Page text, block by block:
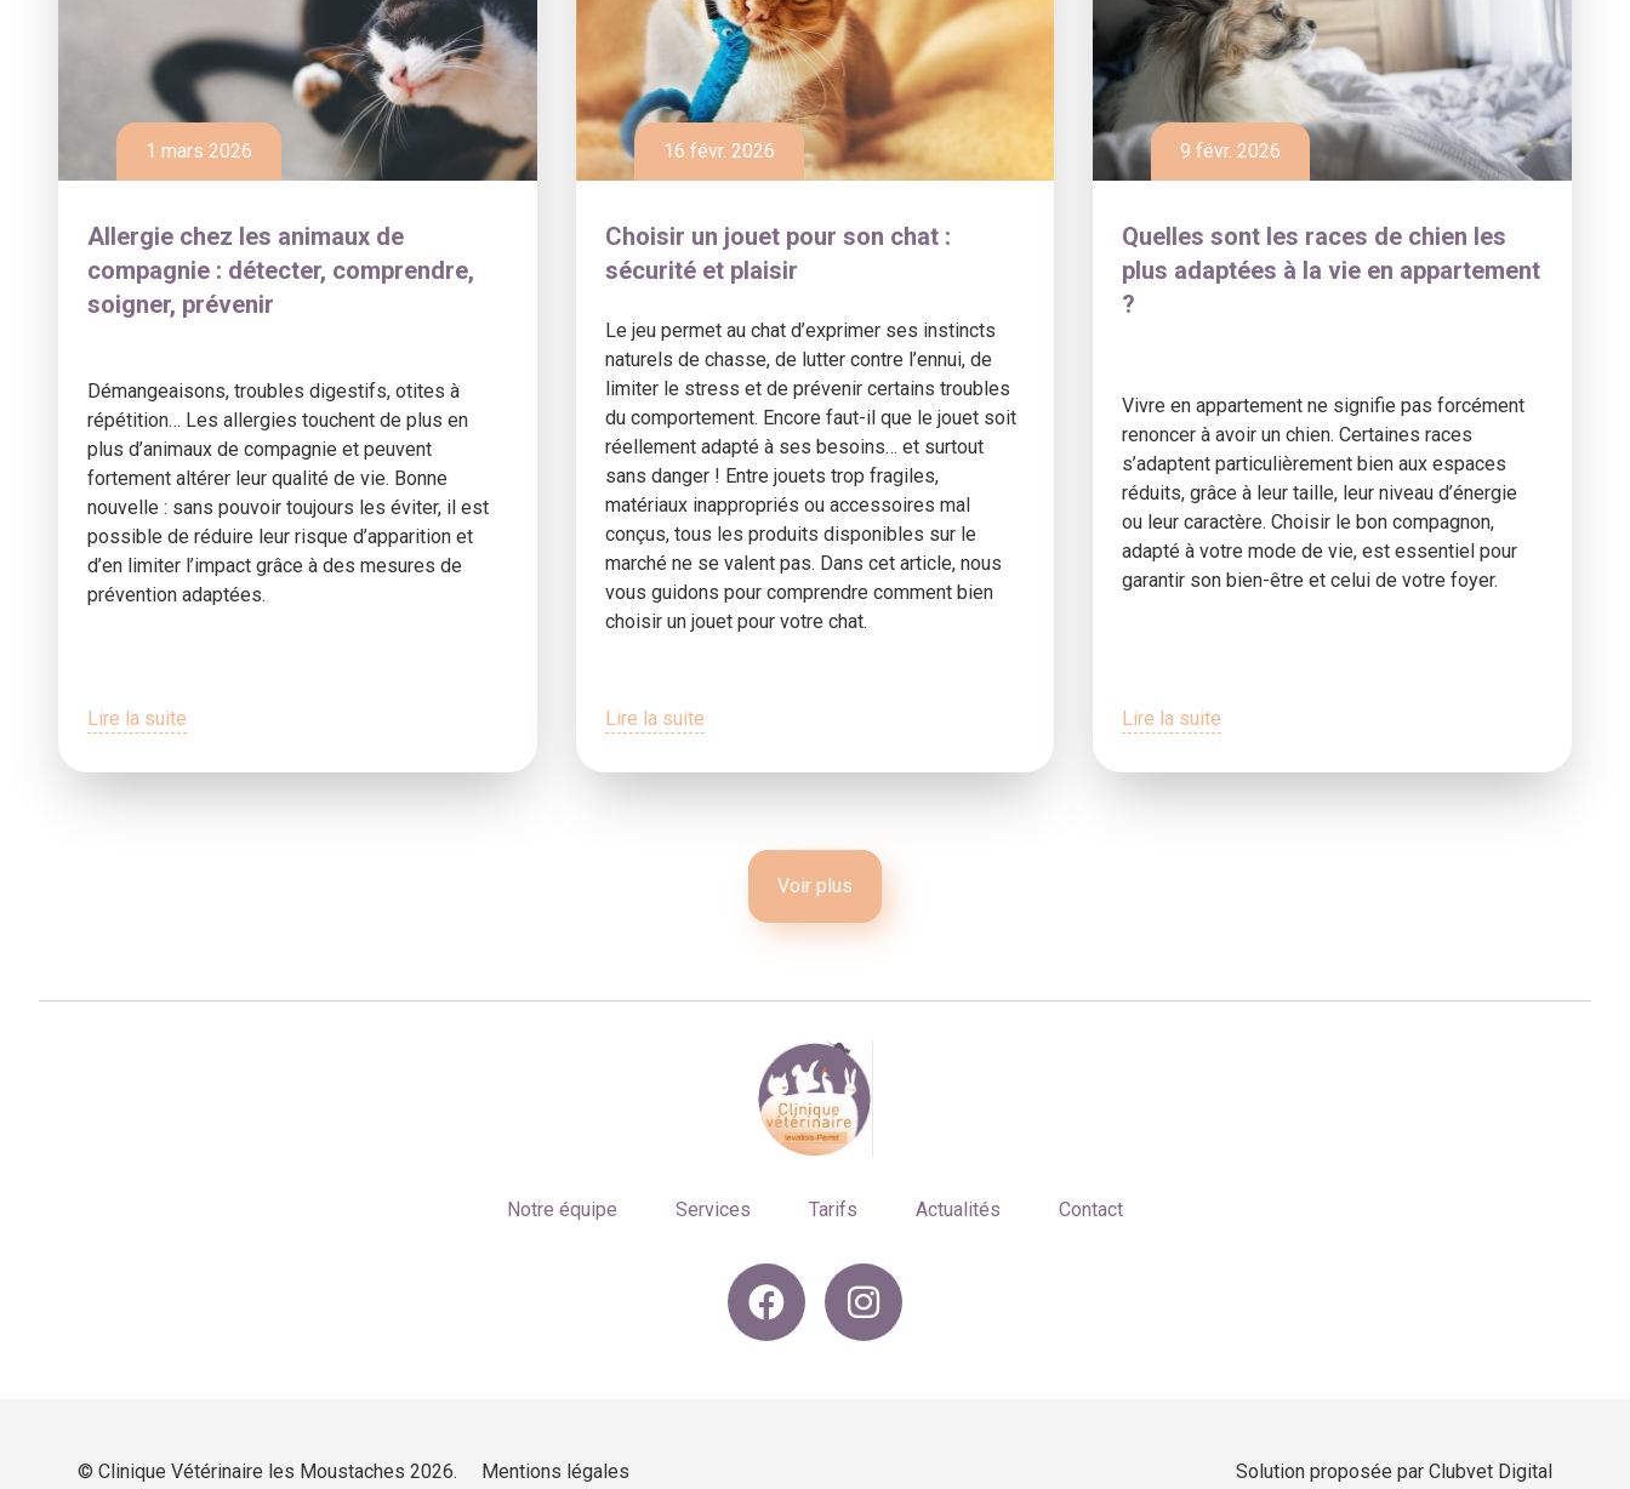
1 mars 2026
Allergie chez les animaux de
compagnie : détecter, comprendre,
soigner, prévenir
Démangeaisons, troubles digestifs, otites à
répétition… Les allergies touchent de plus en
plus d’animaux de compagnie et peuvent
fortement altérer leur qualité de vie. Bonne
nouvelle : sans pouvoir toujours les éviter, il est
possible de réduire leur risque d’apparition et
d’en limiter l’impact grâce à des mesures de
prévention adaptées.
Lire la suite
16 févr. 2026
Choisir un jouet pour son chat :
sécurité et plaisir
Le jeu permet au chat d’exprimer ses instincts
naturels de chasse, de lutter contre l’ennui, de
limiter le stress et de prévenir certains troubles
du comportement. Encore faut-il que le jouet soit
réellement adapté à ses besoins… et surtout
sans danger ! Entre jouets trop fragiles,
matériaux inappropriés ou accessoires mal
conçus, tous les produits disponibles sur le
marché ne se valent pas. Dans cet article, nous
vous guidons pour comprendre comment bien
choisir un jouet pour votre chat.
Lire la suite
9 févr. 2026
Quelles sont les races de chien les
plus adaptées à la vie en appartement
?
Vivre en appartement ne signifie pas forcément
renoncer à avoir un chien. Certaines races
s’adaptent particulièrement bien aux espaces
réduits, grâce à leur taille, leur niveau d’énergie
ou leur caractère. Choisir le bon compagnon,
adapté à votre mode de vie, est essentiel pour
garantir son bien-être et celui de votre foyer.
Lire la suite
Voir plus
Notre équipe Services Tarifs Actualités Contact
© Clinique Vétérinaire les Moustaches 2026. Mentions légales Solution proposée par Clubvet Digital